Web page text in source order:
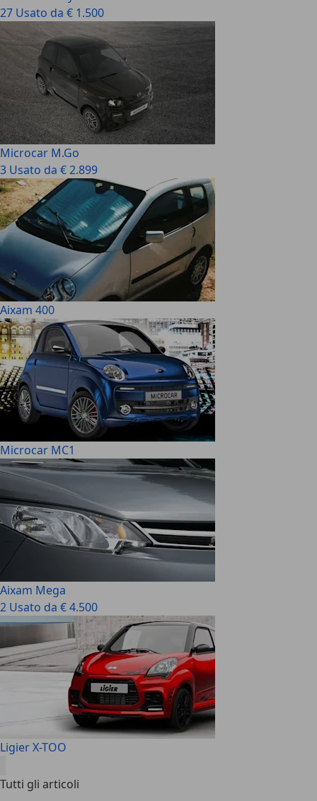
27 Usato da € 1.500
Microcar M.Go
3 Usato da € 2.899
Aixam 400
Microcar MC1
Aixam Mega
2 Usato da € 4.500
Ligier X-TOO
Tutti gli articoli